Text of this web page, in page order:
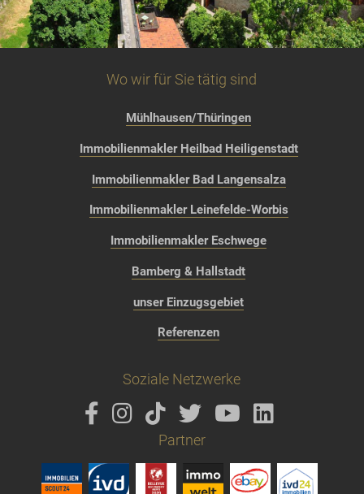
Wo wir für Sie tätig sind
Mühlhausen/Thüringen
Immobilienmakler Heilbad Heiligenstadt
Immobilienmakler Bad Langensalza
Immobilienmakler Leinefelde-Worbis
Immobilienmakler Eschwege
Bamberg & Hallstadt
unser Einzugsgebiet
Referenzen
Soziale Netzwerke
Partner